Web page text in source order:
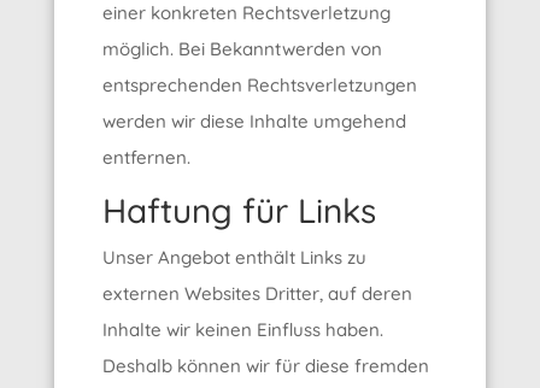
einer konkreten Rechtsverletzung
möglich. Bei Bekanntwerden von
entsprechenden Rechtsverletzungen
werden wir diese Inhalte umgehend
entfernen.
Haftung für Links
Unser Angebot enthält Links zu
externen Websites Dritter, auf deren
Inhalte wir keinen Einfluss haben.
Deshalb können wir für diese fremden